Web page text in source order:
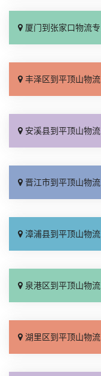
厦门到张家口物流专线_全境派送「多久能到」
丰泽区到平顶山物流专线_多少公里「价格实惠」
安溪县到平顶山物流专线_价格实惠「价格透明」
晋江市到平顶山物流专线_全境配送「多年经验」
漳浦县到平顶山物流专线_直通专线「多久时间」
泉港区到平顶山物流专线_市县派送「市县闪送」
湖里区到平顶山物流专线_快运直达「专业靠谱」